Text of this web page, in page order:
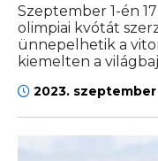
Szeptember 1-én
olimpiai kvótát
ünnepelhetik a
kiemelten a
2023. szeptember